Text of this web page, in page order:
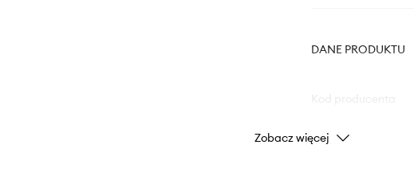
DANE PRODUKTU
Kolor
Zobacz więcej